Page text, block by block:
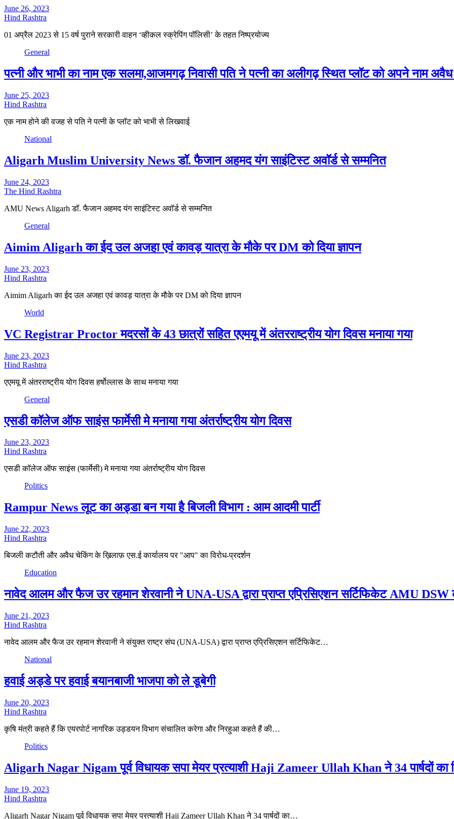
June 26, 2023
Hind Rashtra
01 अप्रैल 2023 से 15 वर्ष पुराने सरकारी वाहन ‘व्हीकल स्क्रेपिंग पॉलिसी’ के तहत निष्प्रयोज्य
General
पत्नी और भाभी का नाम एक सलमा,आजमगढ़ निवासी पति ने पत्नी का अलीगढ़ स्थित प्लॉट को अपने नाम अवैध
June 25, 2023
Hind Rashtra
एक नाम होने की वजह से पति ने पत्नी के प्लॉट को भाभी से लिखवाई
National
Aligarh Muslim University News डॉ. फैजान अहमद यंग साइंटिस्ट अवॉर्ड से सम्मनित
June 24, 2023
The Hind Rashtra
AMU News Aligarh डॉ. फैजान अहमद यंग साइंटिस्ट अवॉर्ड से सम्मनित
General
Aimim Aligarh का ईद उल अजहा एवं कावड़ यात्रा के मौके पर DM को दिया ज्ञापन
June 23, 2023
Hind Rashtra
Aimim Aligarh का ईद उल अजहा एवं कावड़ यात्रा के मौके पर DM को दिया ज्ञापन
World
VC Registrar Proctor मदरसों के 43 छात्रों सहित एएमयू में अंतरराष्ट्रीय योग दिवस मनाया गया
June 23, 2023
Hind Rashtra
एएमयू में अंतरराष्ट्रीय योग दिवस हर्षोल्लास के साथ मनाया गया
General
एसडी कॉलेज ऑफ साइंस फार्मेसी मे मनाया गया अंतर्राष्ट्रीय योग दिवस
June 23, 2023
Hind Rashtra
एसडी कॉलेज ऑफ साइंस (फार्मेसी) मे मनाया गया अंतर्राष्ट्रीय योग दिवस
Politics
Rampur News लूट का अड्डा बन गया है बिजली विभाग : आम आदमी पार्टी
June 22, 2023
Hind Rashtra
बिजली कटौती और अवैध चेकिंग के ख़िलाफ़ एस.ई कार्यालय पर "आप" का विरोध-प्रदर्शन
Education
नावेद आलम और फैज उर रहमान शेरवानी ने UNA-USA द्वारा प्राप्त एप्रिसिएशन सर्टिफिकेट AMU DSW
June 21, 2023
Hind Rashtra
नावेद आलम और फैज उर रहमान शेरवानी ने संयुक्त राष्ट्र संघ (UNA-USA) द्वारा प्राप्त एप्रिसिएशन सर्टिफिकेट…
National
हवाई अड्डे पर हवाई बयानबाजी भाजपा को ले डूबेगी
June 20, 2023
Hind Rashtra
कृषि मंत्री कहते हैं कि एयरपोर्ट नागरिक उड्डयन विभाग संचालित करेगा और निरहुआ कहते हैं की…
Politics
Aligarh Nagar Nigam पूर्व विधायक सपा मेयर प्रत्याशी Haji Zameer Ullah Khan ने 34 पार्षदों का
June 19, 2023
Hind Rashtra
Aligarh Nagar Nigam पूर्व विधायक सपा मेयर प्रत्याशी Haji Zameer Ullah Khan ने 34 पार्षदों का…